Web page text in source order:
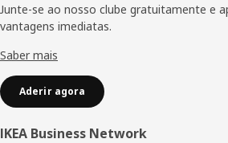
Junte-se ao nosso clube gratuitamente e
vantagens imediatas.
Saber mais
Aderir agora
IKEA Business Network